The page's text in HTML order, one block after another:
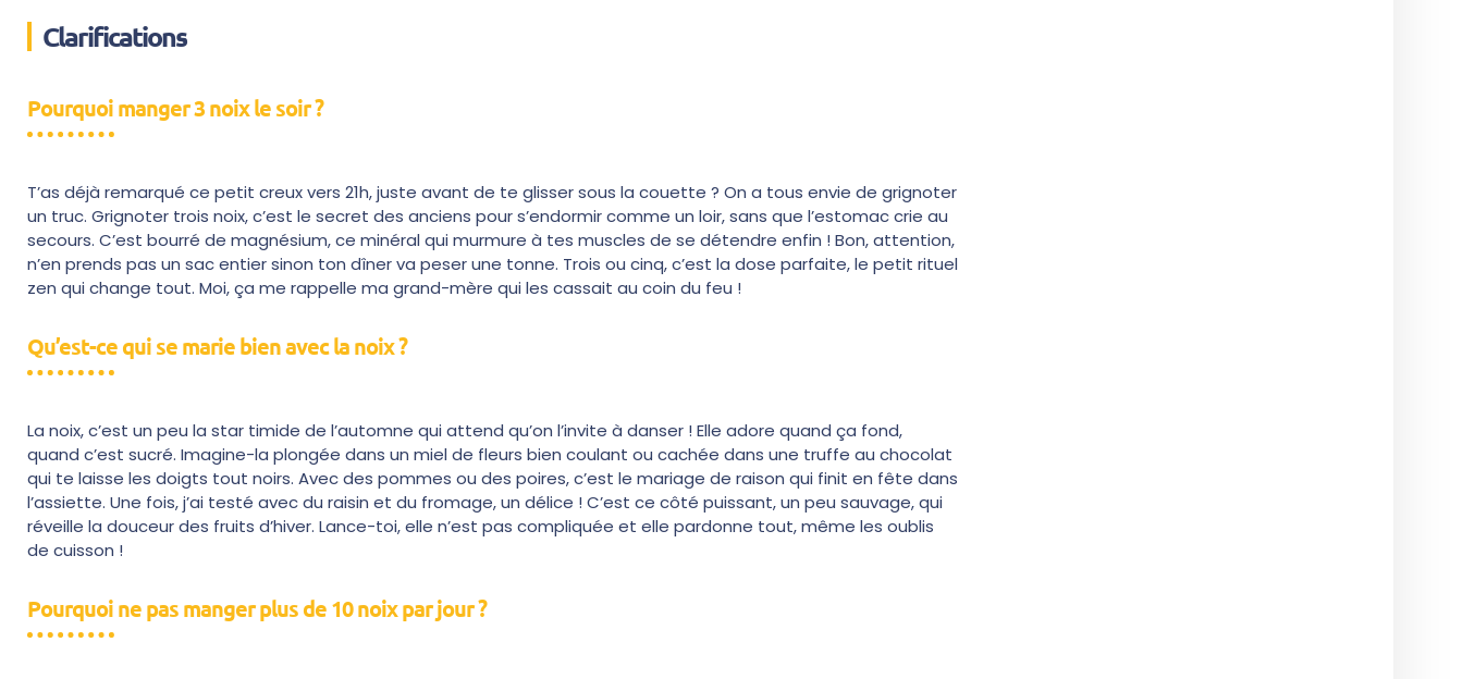
Clarifications
Pourquoi manger 3 noix le soir ?
T’as déjà remarqué ce petit creux vers 21h, juste avant de te glisser sous la couette ? On a tous envie de grignoter
un truc. Grignoter trois noix, c’est le secret des anciens pour s’endormir comme un loir, sans que l’estomac crie au
secours. C’est bourré de magnésium, ce minéral qui murmure à tes muscles de se détendre enfin ! Bon, attention,
n’en prends pas un sac entier sinon ton dîner va peser une tonne. Trois ou cinq, c’est la dose parfaite, le petit rituel
zen qui change tout. Moi, ça me rappelle ma grand-mère qui les cassait au coin du feu !
Qu’est-ce qui se marie bien avec la noix ?
La noix, c’est un peu la star timide de l’automne qui attend qu’on l’invite à danser ! Elle adore quand ça fond,
quand c’est sucré. Imagine-la plongée dans un miel de fleurs bien coulant ou cachée dans une truffe au chocolat
qui te laisse les doigts tout noirs. Avec des pommes ou des poires, c’est le mariage de raison qui finit en fête dans
l’assiette. Une fois, j’ai testé avec du raisin et du fromage, un délice ! C’est ce côté puissant, un peu sauvage, qui
réveille la douceur des fruits d’hiver. Lance-toi, elle n’est pas compliquée et elle pardonne tout, même les oublis
de cuisson !
Pourquoi ne pas manger plus de 10 noix par jour ?